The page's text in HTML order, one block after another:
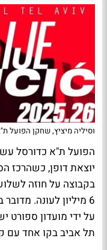
וסיליה מיציץ, שחקן הפועל
הפועל ת"א כדורסל
6 מיליון לעונה.
על ידי מועדון
תל אביב בקו אחד עם